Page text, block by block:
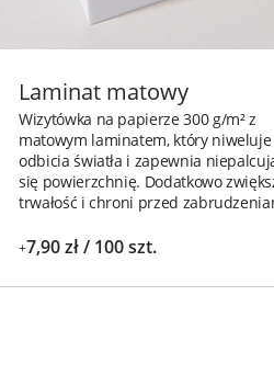
Laminat matowy
Wizytówka na papierze 300 g/m² z
matowym laminatem, który niweluje
odbicia światła i zapewnia
się powierzchnię. Dodatkowo
trwałość i chroni przed
+7,90 zł / 100 szt.